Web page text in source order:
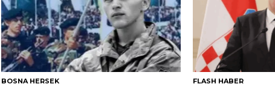
BOSNA HERSEK FLASH HABER